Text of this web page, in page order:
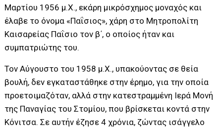
Μαρτίου 1956 μ.Χ., εκάρη μικρόσχημος μοναχός και
έλαβε το όνομα «Παΐσιος», χάρη στο Μητροπολίτη
Καισαρείας Παΐσιο τον β΄, ο οποίος ήταν και
συμπατριώτης του.
Τον Αύγουστο του 1958 μ.Χ., υπακούοντας σε θεία
βουλή, δεν εγκαταστάθηκε στην έρημο, για την οποία
προετοιμαζόταν, αλλά στην κατεστραμμένη Ιερά Μονή
της Παναγίας του Στομίου, που βρίσκεται κοντά στην
Κόνιτσα. Σε αυτήν έζησε 4 χρόνια, ζώντας ισάγγελο